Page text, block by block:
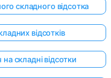
складного відсотка
відсотків
складні відсотки